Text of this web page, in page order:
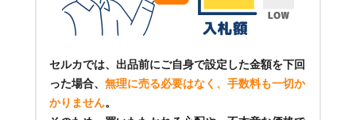
セルカでは、出品前にご自身で設定した金額を下回
った場合、 無理に売る必要はなく、手数料も一切か
かりません。